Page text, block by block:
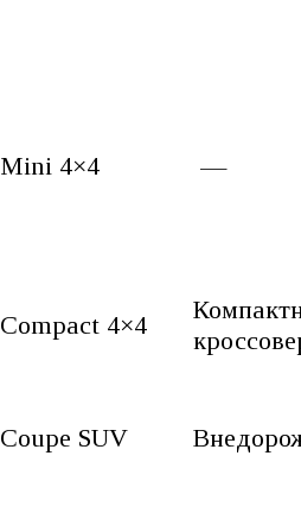
Mini 4×4 —
Compact 4×4
Coupe SUV